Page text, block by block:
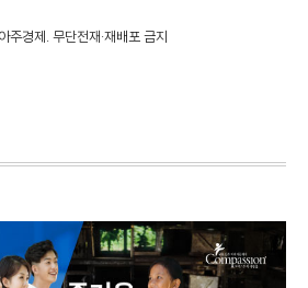
경제. 무단전재·재배포 금지